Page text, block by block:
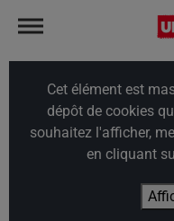
Cet élément est
dépôt de cookies
souhaitez l'afficher,
en cliquant